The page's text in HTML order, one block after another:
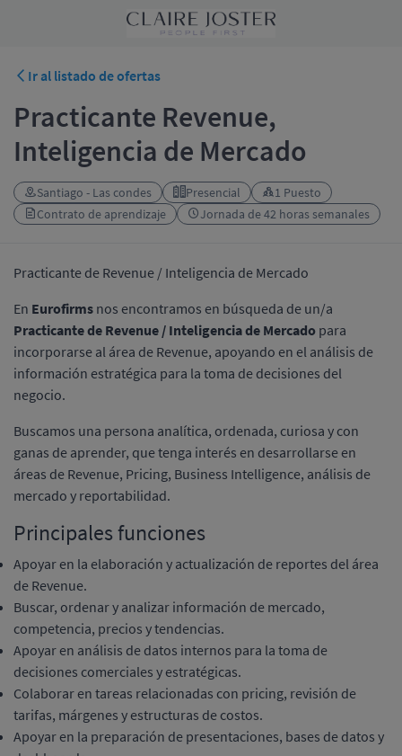
Ir al listado de ofertas
Practicante Revenue,
Inteligencia de Mercado
Santiago - Las condes Presencial
1 Puesto
Contrato de aprendizaje
Jornada de 42 horas semanales
Practicante de Revenue / Inteligencia de Mercado
En Eurofirms nos encontramos en búsqueda de un/a
Practicante de Revenue / Inteligencia de Mercado para
incorporarse al área de Revenue, apoyando en el análisis de
información estratégica para la toma de decisiones del
negocio.
Buscamos una persona analítica, ordenada, curiosa y con
ganas de aprender, que tenga interés en desarrollarse en
áreas de Revenue, Pricing, Business Intelligence, análisis de
mercado y reportabilidad.
Principales funciones
Apoyar en la elaboración y actualización de reportes del área
de Revenue.
Buscar, ordenar y analizar información de mercado,
competencia, precios y tendencias.
Apoyar en análisis de datos internos para la toma de
decisiones comerciales y estratégicas.
Colaborar en tareas relacionadas con pricing, revisión de
tarifas, márgenes y estructuras de costos.
Apoyar en la preparación de presentaciones, bases de datos y